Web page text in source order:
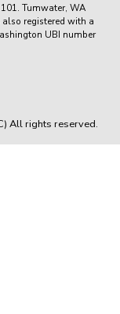
Tumwater, WA
registered with a
UBI number
All rights reserved.